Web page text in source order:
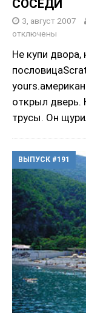
СОСЕДИ
3, август 2007
отключены
Не купи двора,
открыл дверь.
трусы. Он
ВЫПУСК #191